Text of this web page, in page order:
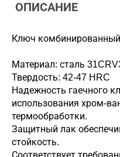
ОПИСАНИЕ
Ключ
Материал: сталь
Твердость: 42-47 HRC
Надежность гаечного
использования хром-
термообработки.
Защитный лак
стойкость.
Соответствует